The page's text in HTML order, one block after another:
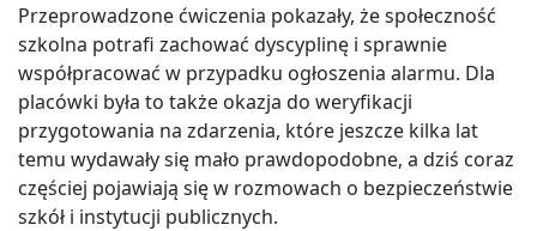
Przeprowadzone ćwiczenia pokazały, że społeczność
szkolna potrafi zachować dyscyplinę i sprawnie
współpracować w przypadku ogłoszenia alarmu. Dla
placówki była to także okazja do weryfikacji
przygotowania na zdarzenia, które jeszcze kilka lat
temu wydawały się mało prawdopodobne, a dziś coraz
częściej pojawiają się w rozmowach o bezpieczeństwie
szkół i instytucji publicznych.